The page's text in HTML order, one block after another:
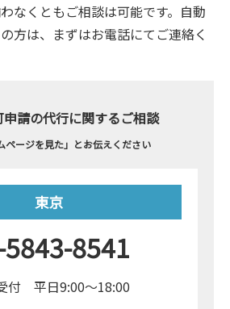
なくともご相談は可能です。自動
方は、まずはお電話にてご連絡く
申請の代行に関するご相談
ページを見た」とお伝えください
東京
8541
付 平日9:00～18:00